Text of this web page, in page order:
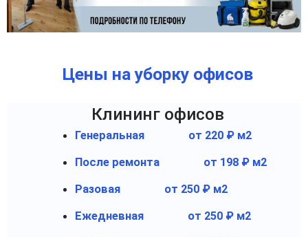
Цены на уборку офисов
Клининг офисов
Генеральная от 220 ₽ м2
После ремонта от 198 ₽ м2
Разовая от 250 ₽ м2
Ежедневная от 250 ₽ м2